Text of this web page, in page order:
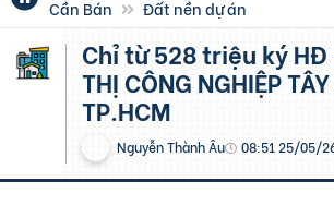
Cần Bán
Đất nền dự án
Chỉ từ 528 triệu ký HĐ – KHU ĐÔ
THỊ CÔNG NGHIỆP
TP.HCM
Nguyễn Thành Âu 08:51 25/05/